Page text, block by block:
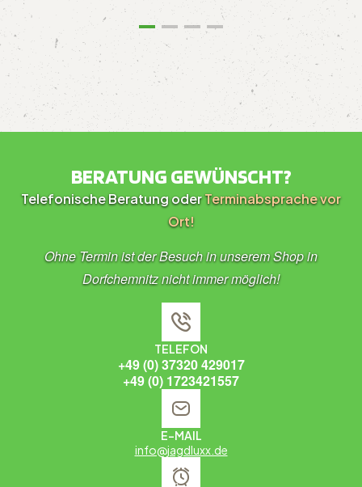
BERATUNG GEWÜNSCHT?
Telefonische Beratung oderTerminabsprache vor
Ort!
Ohne Termin ist der Besuch in unserem Shop in
Dorfchemnitz nicht immer möglich!
TELEFON
+49 (0) 37320 429017
+49 (0) 1723421557
E-MAIL
info@jagdluxx.de